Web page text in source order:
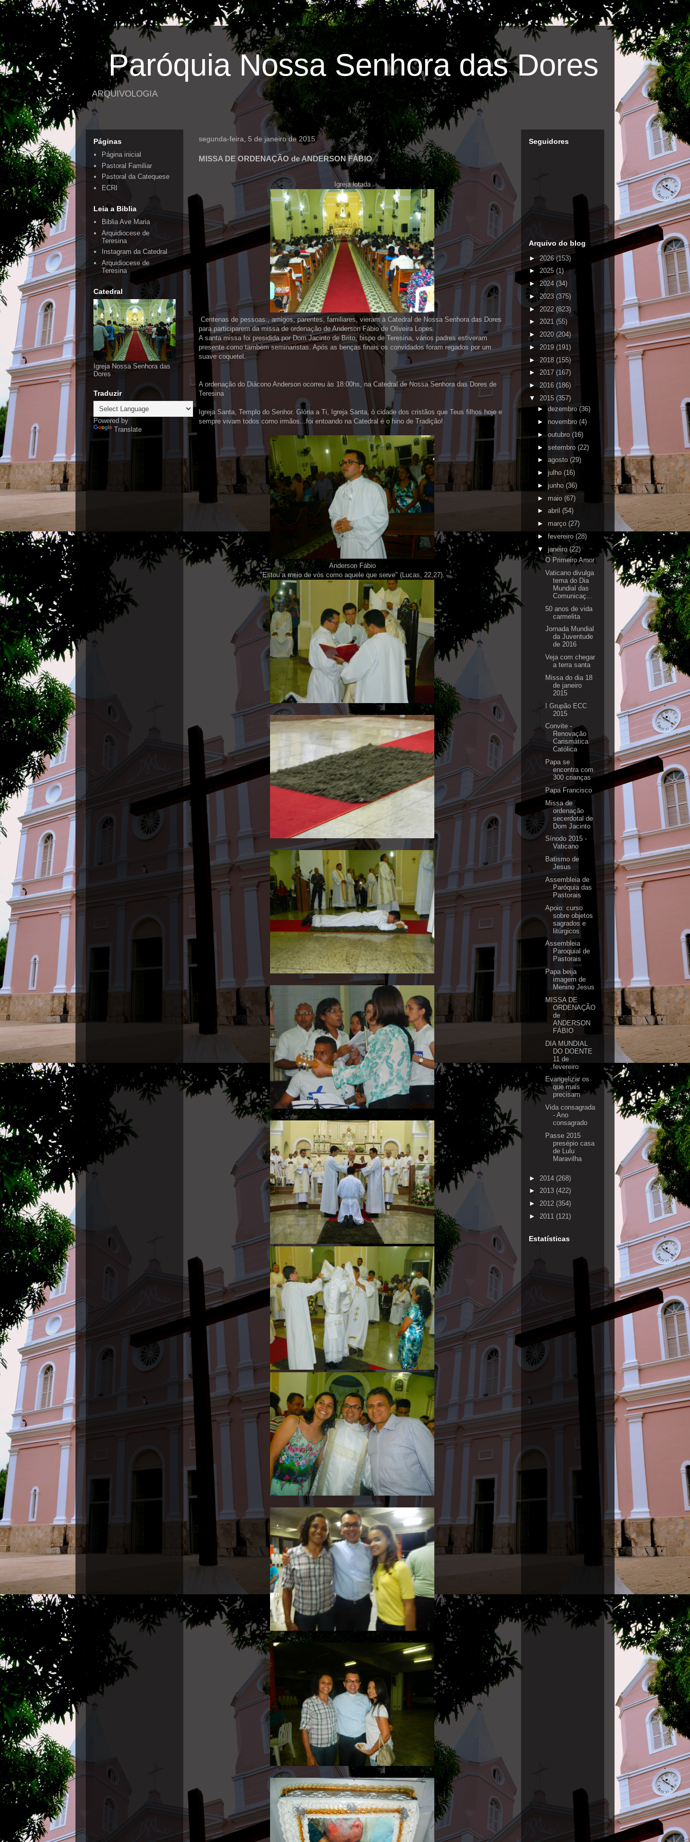
Paróquia Nossa Senhora das Dores
ARQUIVOLOGIA
segunda-feira, 5 de janeiro de 2015
MISSA DE ORDENAÇÃO de ANDERSON FÁBIO
Igreja lotada
Centenas de pessoas:, amigos, parentes, familiares, vieram à Catedral de Nossa Senhora das Dores
para participarem da missa de ordenação de Anderson Fábio de Oliveira Lopes.
A santa missa foi presidida por Dom Jacinto de Brito, bispo de Teresina, vários padres estiveram
presente como também seminaristas. Após as benças finais os convidados foram regados por um
suave coquetel.
A ordenação do Diácono Anderson ocorreu às 18:00hs, na Catedral de Nossa Senhora das Dores de
Teresina
Igreja Santa, Templo do Senhor. Glória a Ti, Igreja Santa, ò cidade dos cristãos que Teus filhos hoje e
sempre vivam todos como irmãos...foi entoando na Catedral é o hino de Tradição!
Anderson Fábio
"Estou a meio de vós como aquele que serve" (Lucas, 22,27).
Páginas
Página inicial
Pastoral Familiar
Pastoral da Catequese
ECRI
Leia a Biblia
Biblia Ave Maria
Arquidiocese de
Teresina
Instagram da Catedral
Arquidiocese de
Teresina
Catedral
Igreja Nossa Senhora das
Dores
Traduzir
Powered by
Translate
Seguidores
Arquivo do blog
►2026(153)
► 2025 (1)
► 2024 (34)
►2023 (375)
► 2022 (823)
► 2021 (55)
► 2020 (204)
► 2019 (191)
► 2018(155)
► 2017 (167)
► 2016 (186)
▼ 2015 (357)
►dezembro(36)
► novembro (4)
► outubro (16)
► setembro (22)
► agosto(29)
► julho (16)
► junho (36)
► maio (67)
► abril (54)
► março (27)
► fevereiro (28)
▼ janeiro (22)
O Primeiro Amor
Vaticano divulga
tema do Dia
Mundial das
Comunicaç...
50 anos de vida
carmelita
Jornada Mundial
da Juventude
de 2016
Veja com chegar
a terra santa
Missa do dia 18
de janeiro
2015
I Grupão ECC
2015
Convite -
Renovação
Carismática
Católica
Papa se
encontra com
300 crianças
Papa Francisco
Missa de
ordenação
secerdotal de
Dom Jacinto
Sínodo 2015 -
Vaticano
Batismo de
Jesus
Assembleia de
Paróquia das
Pastorais
Apoio: curso
sobre objetos
sagrados e
litúrgicos
Assembleia
Paroquial de
Pastorais
Papa beija
imagem de
Menino Jesus
MISSA DE
ORDENAÇÃO
de
ANDERSON
FÁBIO
DIA MUNDIAL
DO DOENTE
11 de
fevereiro
Evangelizar os
que mais
precisam
Vida consagrada
- Ano
consagrado
Passe 2015
presépio casa
de Lulu
Maravilha
► 2014 (268)
► 2013 (422)
► 2012 (354)
► 2011 (121)
Estatísticas